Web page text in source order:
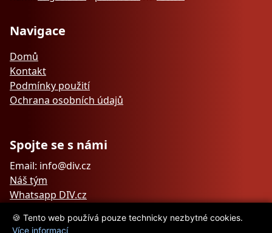
Navigace
Domů
Kontakt
Podmínky použití
Ochrana osobních údajů
Spojte se s námi
Email: info@div.cz
Náš tým
Whatsapp DIV.cz
🍪 Tento web používá pouze technicky nezbytné cookies.
Více informací